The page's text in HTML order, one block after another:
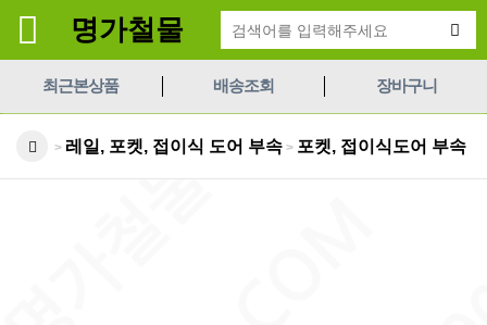
명가철물
최근본상품 배송조회 장바구니
> 레일, 포켓, 접이식 도어 부속 > 포켓, 접이식도어 부속